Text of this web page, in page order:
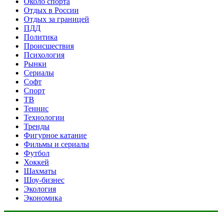
Отдых в России
Отдых за границей
ПДД
Политика
Происшествия
Психология
Рынки
Сериалы
Софт
Спорт
ТВ
Теннис
Технологии
Тренды
Фигурное катание
Фильмы и сериалы
Футбол
Хоккей
Шахматы
Шоу-бизнес
Экология
Экономика